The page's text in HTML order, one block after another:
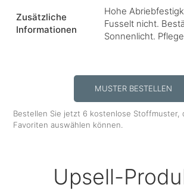
Zusätzliche
Informationen
Hohe
Fusselt nicht.
Sonnenlicht.
MUSTER BESTELLEN
Bestellen Sie jetzt 6 kostenlose Stoffmuster,
Favoriten auswählen können.
Upsell-